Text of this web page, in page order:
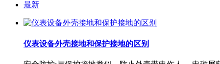
最新
仪表设备外壳接地和保护接地的区别